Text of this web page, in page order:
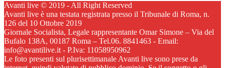
Avanti live © 2019 - All Right Reserved
Avanti live è una testata registrata presso il Tribunale di Roma, n.
126 del 10 Ottobre 2019
Giornale Socialista, Legale rappresentante Omar Simone – Via del
Bufalo 138A, 00187 Roma – Tel.06. 8841463 - Email:
info@avantilive.it - P.Iva: 11058950962
Le foto presenti sul plurisettimanale Avanti live sono prese da